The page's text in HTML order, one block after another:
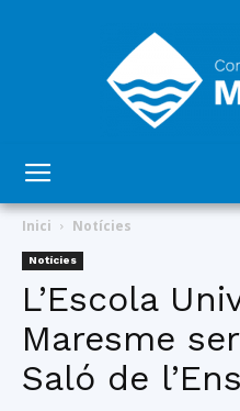
Inici Notícies
Notícies
L’Escola
Maresme
Saló de